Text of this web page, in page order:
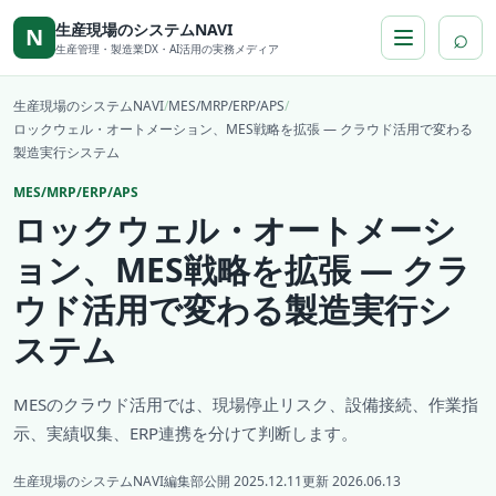
本文へ移動
N 生産現場のシステムNAVI
生産管理・製造業DX・AI活用の実務メディア ⌕
生産現場のシステムNAVI/MES/MRP/ERP/APS/
ロックウェル・オートメーション、MES戦略を拡張 ― クラウド活用で変わる
製造実行システム
MES/MRP/ERP/APS
ロックウェル・オートメーシ
ョン、MES戦略を拡張 ― クラ
ウド活用で変わる製造実行シ
ステム
MESのクラウド活用では、現場停止リスク、設備接続、作業指
示、実績収集、ERP連携を分けて判断します。
生産現場のシステムNAVI編集部公開 2025.12.11更新 2026.06.13